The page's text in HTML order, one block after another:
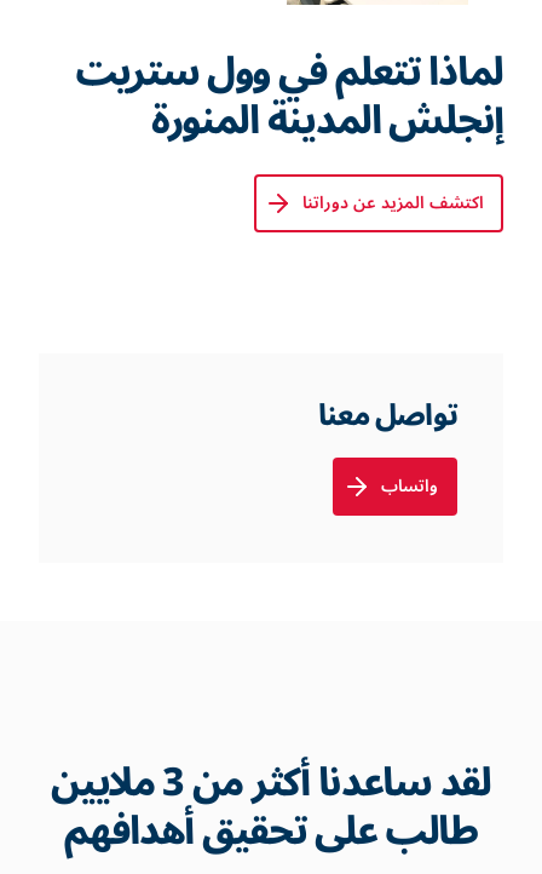
لماذا تتعلم في وول ستريت
إنجلش المدينة المنورة
اكتشف المزيد عن دوراتنا
تواصل معنا
واتساب
لقد ساعدنا أكثر من 3 ملايين
طالب على تحقيق أهدافهم